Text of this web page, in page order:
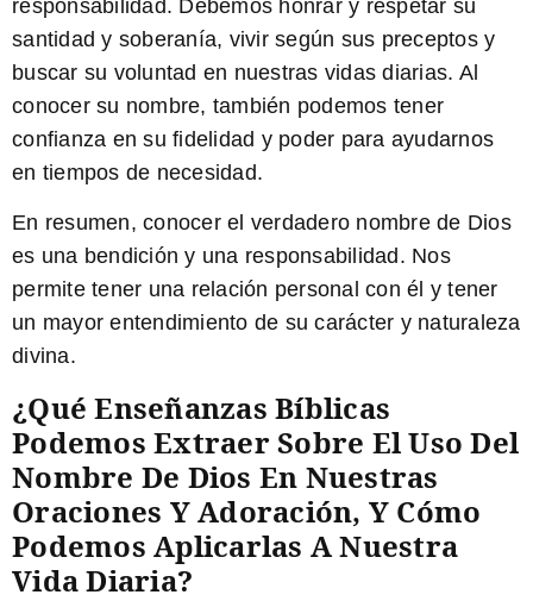
responsabilidad. Debemos honrar y respetar su
santidad y soberanía, vivir según sus preceptos y
buscar su voluntad en nuestras vidas diarias. Al
conocer su nombre, también podemos tener
confianza en su fidelidad y poder para ayudarnos
en tiempos de necesidad.
En resumen, conocer el verdadero nombre de Dios
es una bendición y una responsabilidad. Nos
permite tener una relación personal con él y tener
un mayor entendimiento de su carácter y naturaleza
divina.
¿Qué Enseñanzas Bíblicas
Podemos Extraer Sobre El Uso Del
Nombre De Dios En Nuestras
Oraciones Y Adoración, Y Cómo
Podemos Aplicarlas A Nuestra
Vida Diaria?